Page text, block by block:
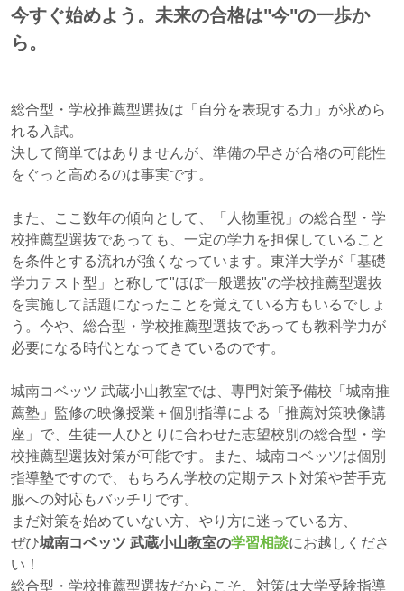
今すぐ始めよう。未来の合格は"今"の一歩か
ら。
総合型・学校推薦型選抜は「自分を表現する力」が求めら
れる入試。
決して簡単ではありませんが、準備の早さが合格の可能性
をぐっと高めるのは事実です。
また、ここ数年の傾向として、「人物重視」の総合型・学
校推薦型選抜であっても、一定の学力を担保していること
を条件とする流れが強くなっています。東洋大学が「基礎
学力テスト型」と称して"ほぼ一般選抜"の学校推薦型選抜
を実施して話題になったことを覚えている方もいるでしょ
う。今や、総合型・学校推薦型選抜であっても教科学力が
必要になる時代となってきているのです。
城南コベッツ 武蔵小山教室では、専門対策予備校「城南推
薦塾」監修の映像授業＋個別指導による「推薦対策映像講
座」で、生徒一人ひとりに合わせた志望校別の総合型・学
校推薦型選抜対策が可能です。また、城南コベッツは個別
指導塾ですので、もちろん学校の定期テスト対策や苦手克
服への対応もバッチリです。
まだ対策を始めていない方、やり方に迷っている方、
ぜひ城南コベッツ 武蔵小山教室の学習相談にお越しくださ
い！
総合型・学校推薦型選抜だからこそ、対策は大学受験指導